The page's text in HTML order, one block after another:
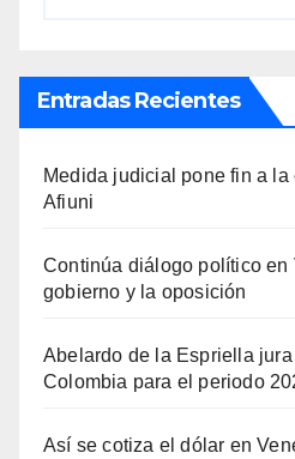
Entradas Recientes
Medida judicial pone fin a
Afiuni
Continúa diálogo político en
gobierno y la oposición
Abelardo de la Espriella
Colombia para el periodo
Así se cotiza el dólar en